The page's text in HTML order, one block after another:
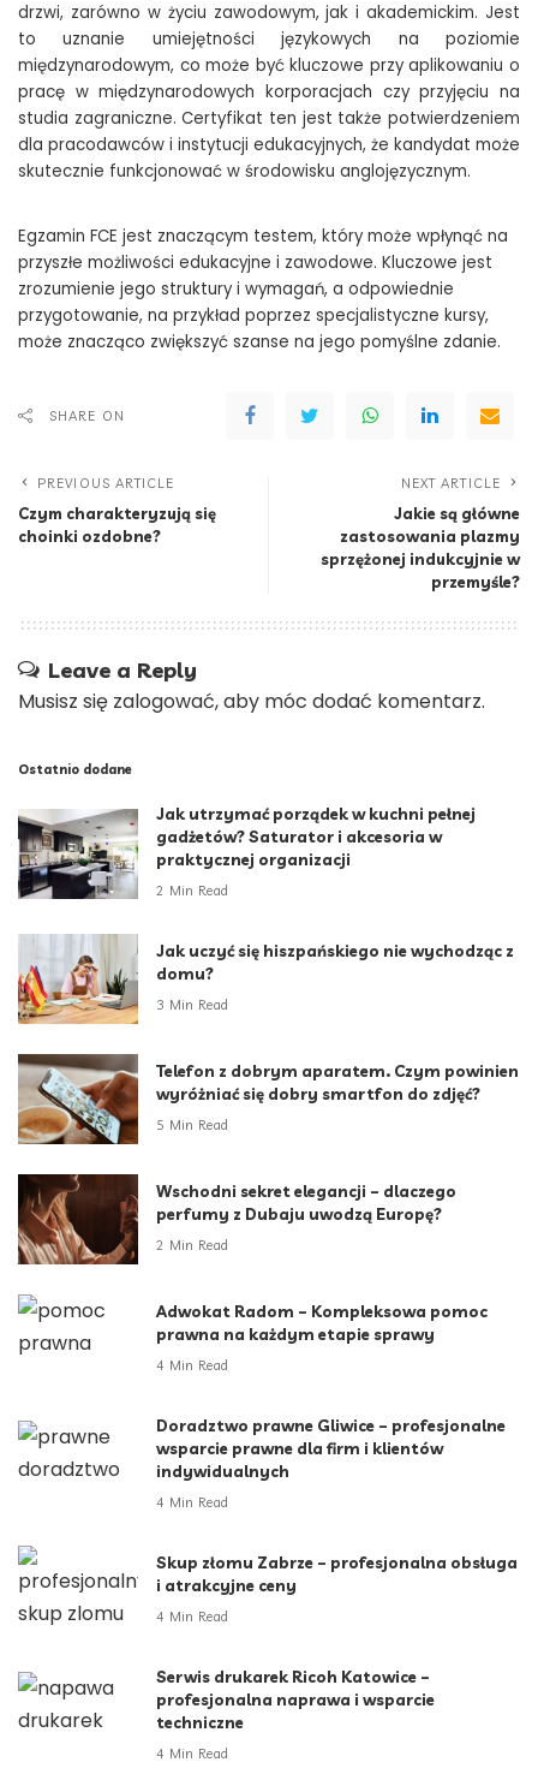
drzwi, zarówno w życiu zawodowym, jak i akademickim. Jest
to uznanie umiejętności językowych na poziomie
międzynarodowym, co może być kluczowe przy aplikowaniu o
pracę w międzynarodowych korporacjach czy przyjęciu na
studia zagraniczne. Certyfikat ten jest także potwierdzeniem
dla pracodawców i instytucji edukacyjnych, że kandydat może
skutecznie funkcjonować w środowisku anglojęzycznym.
Egzamin FCE jest znaczącym testem, który może wpłynąć na
przyszłe możliwości edukacyjne i zawodowe. Kluczowe jest
zrozumienie jego struktury i wymagań, a odpowiednie
przygotowanie, na przykład poprzez specjalistyczne kursy,
może znacząco zwiększyć szanse na jego pomyślne zdanie.
SHARE ON
PREVIOUS ARTICLE
Czym charakteryzują się
choinki ozdobne?
NEXT ARTICLE
Jakie są główne
zastosowania plazmy
sprzężonej indukcyjnie w
przemyśle?
Leave a Reply
Musisz się zalogować, aby móc dodać komentarz.
Ostatnio dodane
Jak utrzymać porządek w kuchni pełnej
gadżetów? Saturator i akcesoria w
praktycznej organizacji
2 Min Read
Jak uczyć się hiszpańskiego nie wychodząc z
domu?
3 Min Read
Telefon z dobrym aparatem. Czym powinien
wyróżniać się dobry smartfon do zdjęć?
5 Min Read
Wschodni sekret elegancji – dlaczego
perfumy z Dubaju uwodzą Europę?
2 Min Read
Adwokat Radom – Kompleksowa pomoc
prawna na każdym etapie sprawy
4 Min Read
Doradztwo prawne Gliwice – profesjonalne
wsparcie prawne dla firm i klientów
indywidualnych
4 Min Read
Skup złomu Zabrze – profesjonalna obsługa
i atrakcyjne ceny
4 Min Read
Serwis drukarek Ricoh Katowice –
profesjonalna naprawa i wsparcie
techniczne
4 Min Read